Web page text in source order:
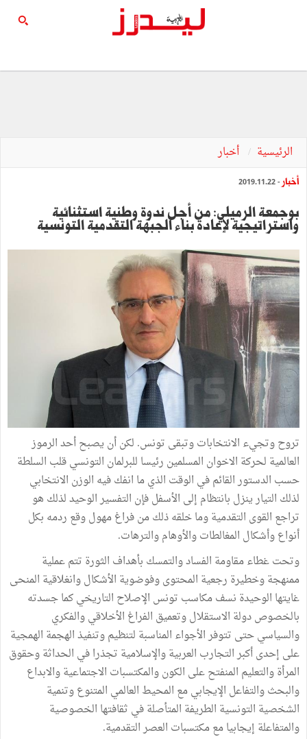
الرئيسية أخبار
أخبار - 2019.11.22
بوجمعة الرميلي: من أجل ندوة وطنية استثنائية
واستراتيجية لإعادة بناء الجبهة التقدمية التونسية
تروح وتجيء الانتخابات وتبقى تونس. لكن أن يصبح أحد الرموز
العالمية لحركة الاخوان المسلمين رئيسا للبرلمان التونسي قلب السلطة
حسب الدستور القائم في الوقت الذي ما انفك فيه الوزن الانتخابي
لذلك التيار ينزل بانتظام إلى الأسفل فإن التفسير الوحيد لذلك هو
تراجع القوى التقدمية وما خلقه ذلك من فراغ مهول وقع ردمه بكل
أنواع وأشكال المغالطات والأوهام والترهات.
وتحت غطاء مقاومة الفساد والتمسك بأهداف الثورة تتم عملية
ممنهجة وخطيرة رجعية المحتوى وفوضوية الأشكال وانغلاقية المنحى
غايتها الوحيدة نسف مكاسب تونس الإصلاح التاريخي كما جسدته
بالخصوص دولة الاستقلال وتعميق الفراغ الأخلاقي والفكري
والسياسي حتى تتوفر الأجواء المناسبة لتنظيم وتنفيذ الهجمة الهمجية
على إحدى أكبر التجارب العربية والإسلامية تجذرا في الحداثة وحقوق
المرأة والتعليم المنفتح على الكون والمكتسبات الاجتماعية والابداع
والبحث والتفاعل الإيجابي مع المحيط العالمي المتنوع وتنمية
الشخصية التونسية الطريفة المتأصلة في ثقافتها الخصوصية
والمتفاعلة إيجابيا مع مكتسبات العصر التقدمية.